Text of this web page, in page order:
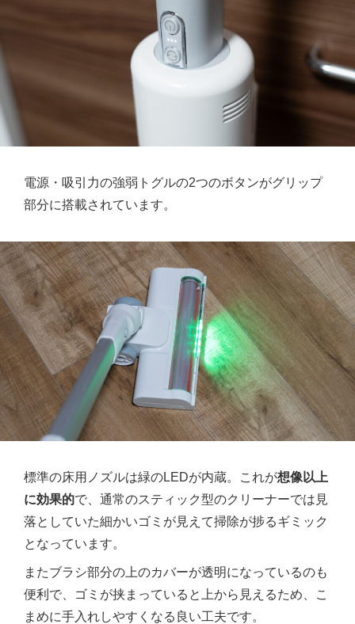
電源・吸引力の強弱トグルの2つのボタンがグリップ
部分に搭載されています。
標準の床用ノズルは緑のLEDが内蔵。これが想像以上
に効果的で、通常のスティック型のクリーナーでは見
落としていた細かいゴミが見えて掃除が捗るギミック
となっています。
またブラシ部分の上のカバーが透明になっているのも
便利で、ゴミが挟まっていると上から見えるため、こ
まめに手入れしやすくなる良い工夫です。